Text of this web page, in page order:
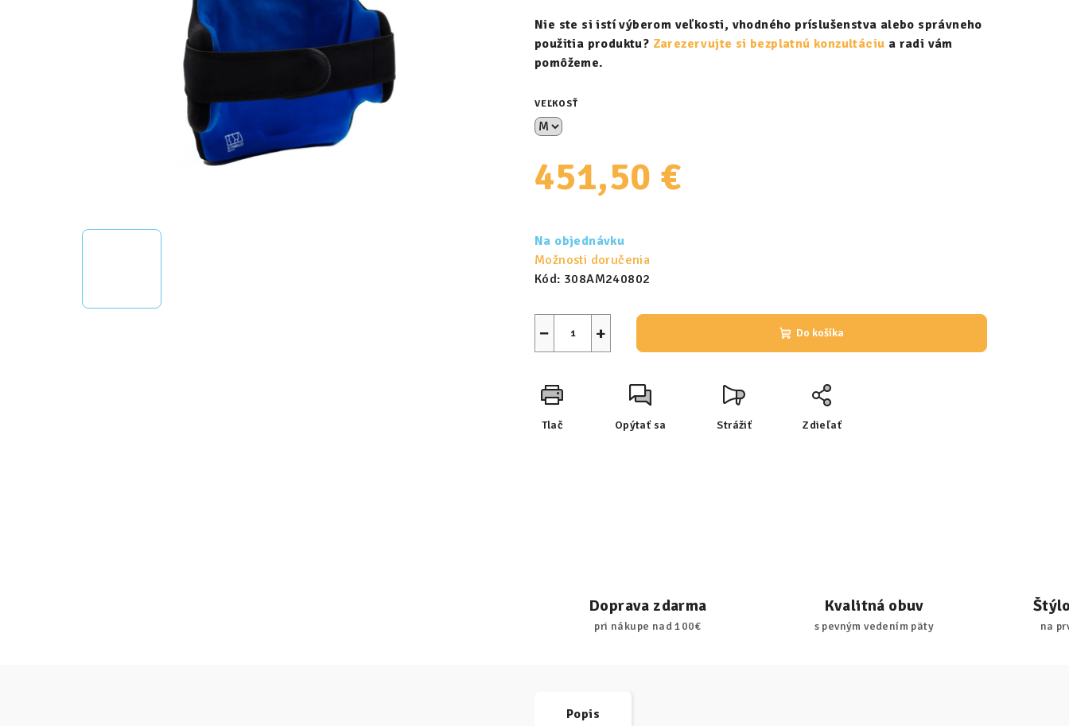
Nie ste si istí výberom veľkosti, vhodného príslušenstva alebo správneho
použitia produktu? Zarezervujte si bezplatnú konzultáciu a radi vám
pomôžeme.
VEĽKOSŤ
451,50 €
cena:
Na objednávku
Možnosti doručenia
Kód: 308AM240802
+
− Do košíka
Tlač Opýtať sa Strážiť Zdieľať
Doprava zdarma
pri nákupe nad 100€
Kvalitná obuv
s pevným vedením päty na
Popis